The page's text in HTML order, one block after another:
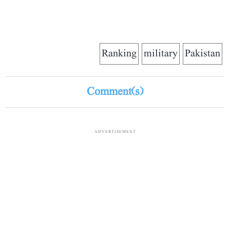
Pakistan
military
Ranking
Comment(s)
ADVERTISEMENT